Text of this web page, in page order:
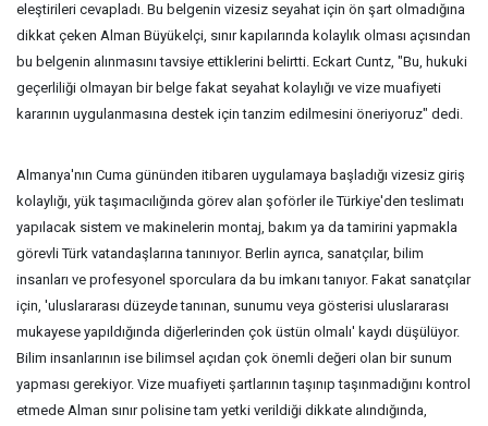
eleştirileri cevapladı. Bu belgenin vizesiz seyahat için ön şart olmadığına
dikkat çeken Alman Büyükelçi, sınır kapılarında kolaylık olması açısından
bu belgenin alınmasını tavsiye ettiklerini belirtti. Eckart Cuntz, "Bu, hukuki
geçerliliği olmayan bir belge fakat seyahat kolaylığı ve vize muafiyeti
kararının uygulanmasına destek için tanzim edilmesini öneriyoruz" dedi.
Almanya'nın Cuma gününden itibaren uygulamaya başladığı vizesiz giriş
kolaylığı, yük taşımacılığında görev alan şoförler ile Türkiye'den teslimatı
yapılacak sistem ve makinelerin montaj, bakım ya da tamirini yapmakla
görevli Türk vatandaşlarına tanınıyor. Berlin ayrıca, sanatçılar, bilim
insanları ve profesyonel sporculara da bu imkanı tanıyor. Fakat sanatçılar
için, 'uluslararası düzeyde tanınan, sunumu veya gösterisi uluslararası
mukayese yapıldığında diğerlerinden çok üstün olmalı' kaydı düşülüyor.
Bilim insanlarının ise bilimsel açıdan çok önemli değeri olan bir sunum
yapması gerekiyor. Vize muafiyeti şartlarının taşınıp taşınmadığını kontrol
etmede Alman sınır polisine tam yetki verildiği dikkate alındığında,